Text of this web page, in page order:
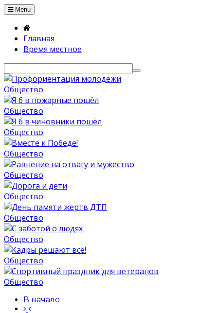
Menu
Главная
Время местное
Общество
Общество
Общество
Общество
Общество
Общество
Общество
Общество
Общество
Общество
В начало